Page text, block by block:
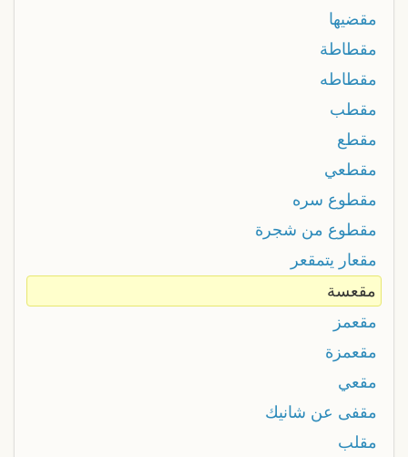
مقضيها
مقطاطة
مقطاطه
مقطب
مقطع
مقطعي
مقطوع سره
مقطوع من شجرة
مقعار يتمقعر
مقعسة
مقعمز
مقعمزة
مقعي
مقفى عن شانيك
مقلب